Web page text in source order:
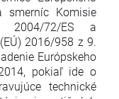
smerníc Komisie
2004/72/ES a
2016/958 z 9.
Európskeho
pokiaľ ide o
technické